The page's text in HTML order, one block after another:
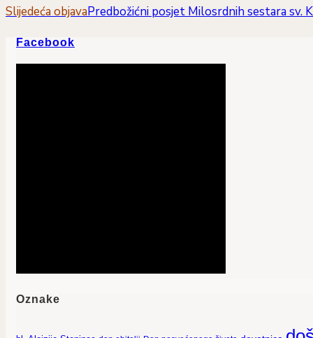
Slijedeća objavaPredbožićni posjet Milosrdnih sestara sv.
Facebook
Oznake